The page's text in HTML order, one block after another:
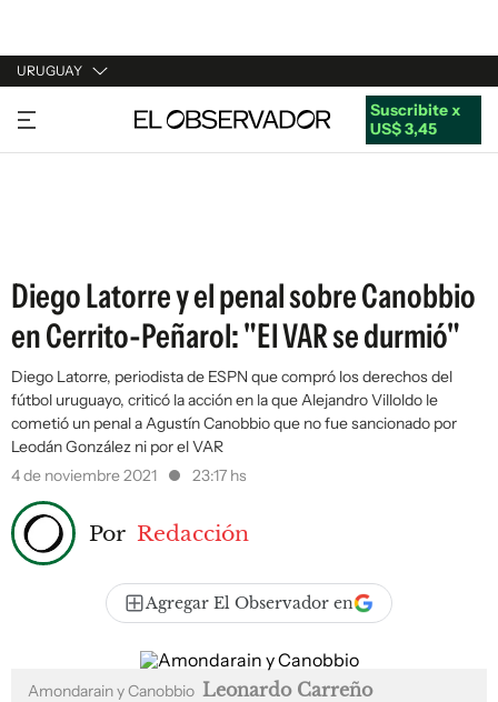
URUGUAY
URUGUAY
ARGENTINA
Suscribite x
US$ 3,45
Diego Latorre y el penal sobre Canobbio
en Cerrito-Peñarol: "El VAR se durmió"
Diego Latorre, periodista de ESPN que compró los derechos del
fútbol uruguayo, criticó la acción en la que Alejandro Villoldo le
cometió un penal a Agustín Canobbio que no fue sancionado por
Leodán González ni por el VAR
4 de noviembre 2021
23:17 hs
Por Redacción
Agregar El Observador en
Amondarain y Canobbio Leonardo Carreño